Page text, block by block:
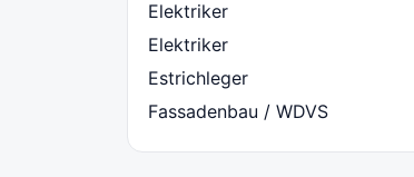
Elektriker
Elektriker
Estrichleger
Fassadenbau / WDVS